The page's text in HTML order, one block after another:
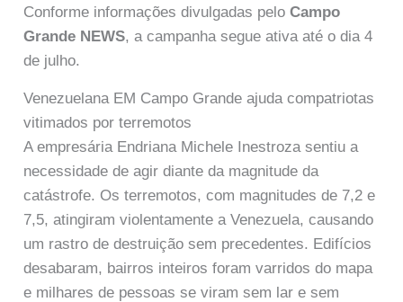
Conforme informações divulgadas peloCampo
Grande NEWS, a campanha segue ativa até o dia 4
de julho.
Venezuelana EM Campo Grande ajuda compatriotas
vitimados por terremotos
A empresária Endriana Michele Inestroza sentiu a
necessidade de agir diante da magnitude da
catástrofe. Os terremotos, com magnitudes de 7,2 e
7,5, atingiram violentamente a Venezuela, causando
um rastro de destruição sem precedentes. Edifícios
desabaram, bairros inteiros foram varridos do mapa
e milhares de pessoas se viram sem lar e sem